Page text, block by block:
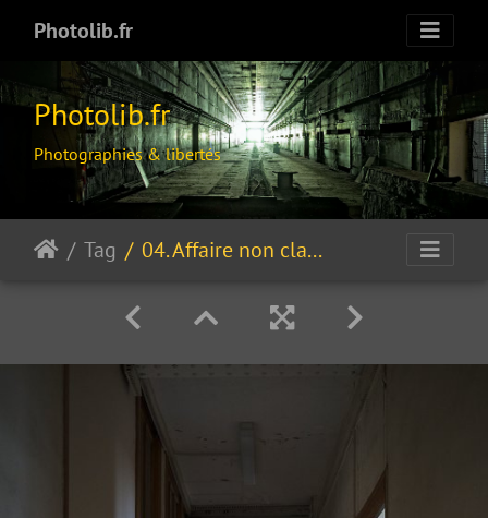
Photolib.fr
Photolib.fr
Photographies & libertés
Tag 04. Affaire non classée